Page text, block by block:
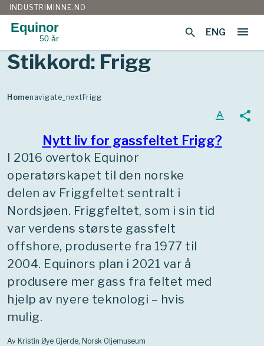
Gå
til
menu
INDUSTRIMINNE.NO
Equinor
50 år search ENG
Stikkord: Frigg
Homenavigate_next Frigg
Nytt liv for gassfeltet Frigg?
text_format share
I 2016 overtok Equinor
operatørskapet til den norske
delen av Friggfeltet sentralt i
Nordsjøen. Friggfeltet, som i sin tid
var verdens største gassfelt
offshore, produserte fra 1977 til
2004. Equinors plan i 2021 var å
produsere mer gass fra feltet med
hjelp av nyere teknologi – hvis
mulig.
Av Kristin Øye Gjerde, Norsk Oljemuseum